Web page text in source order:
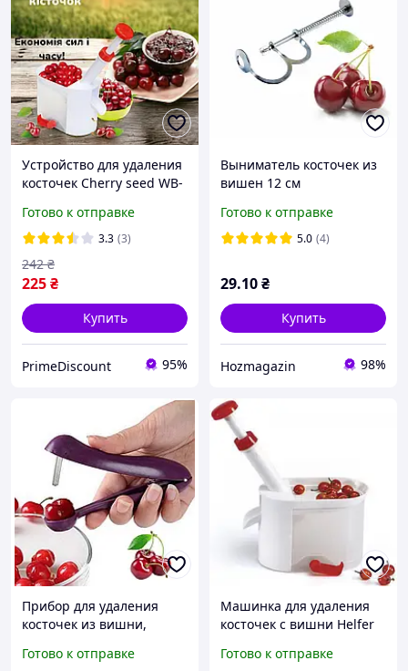
Устройство для удаления
косточек Cherry seed WB-
Готово к отправке
3.3 (3)
225₴
242 ₴
Купить
PrimeDiscount 95%
Выниматель косточек из
вишен 12 см
Готово к отправке
5.0 (4)
29.10₴
Купить
Hozmagazin 98%
Прибор для удаления
косточек из вишни,
Косточковыдавливатель
Готово к отправке
Машинка для удаления
косточек с вишни Helfer
Готово к отправке